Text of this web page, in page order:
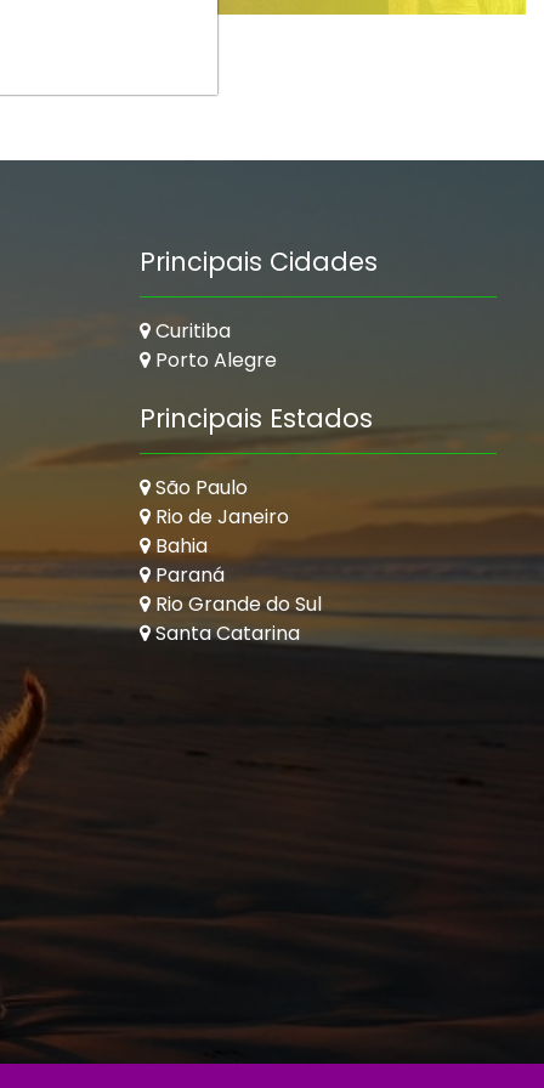
Principais Cidades
Curitiba
Porto Alegre
Principais Estados
São Paulo
Rio de Janeiro
Bahia
Paraná
Rio Grande do Sul
Santa Catarina